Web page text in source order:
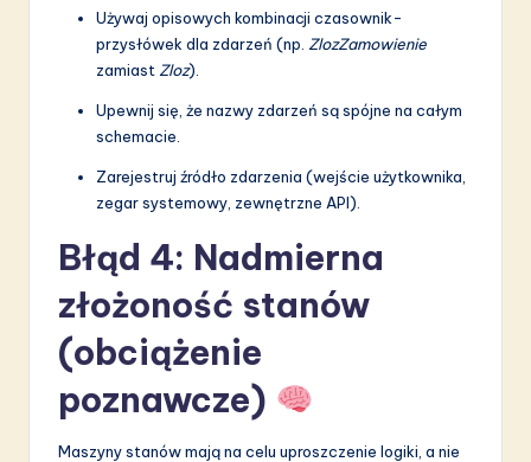
Używaj opisowych kombinacji czasownik-
przysłówek dla zdarzeń (np. ZlozZamowienie
zamiast Zloz).
Upewnij się, że nazwy zdarzeń są spójne na całym
schemacie.
Zarejestruj źródło zdarzenia (wejście użytkownika,
zegar systemowy, zewnętrzne API).
Błąd 4: Nadmierna
złożoność stanów
(obciążenie
poznawcze)
Maszyny stanów mają na celu uproszczenie logiki, a nie